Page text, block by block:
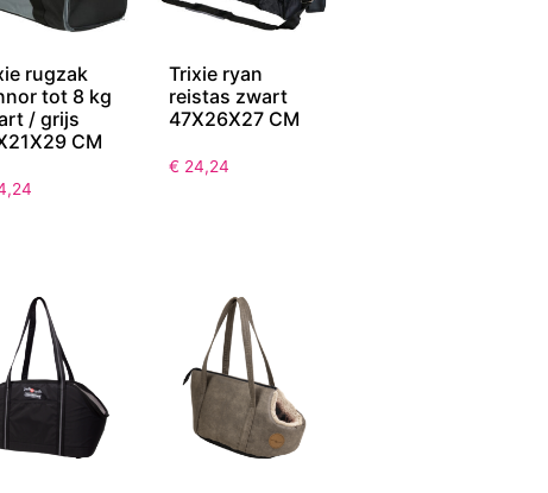
rugzak
tot 8 kg
/ grijs
CM
Trixie ryan
reistas zwart
47X26X27 CM
€ 24,24